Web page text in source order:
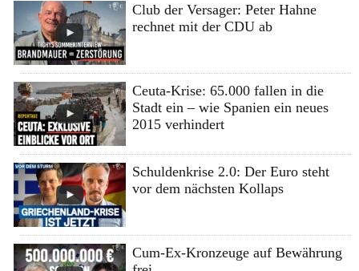
Club der Versager: Peter Hahne
rechnet mit der CDU ab
Ceuta-Krise: 65.000 fallen in die
Stadt ein – wie Spanien ein neues
2015 verhindert
Schuldenkrise 2.0: Der Euro steht
vor dem nächsten Kollaps
Cum-Ex-Kronzeuge auf Bewährung